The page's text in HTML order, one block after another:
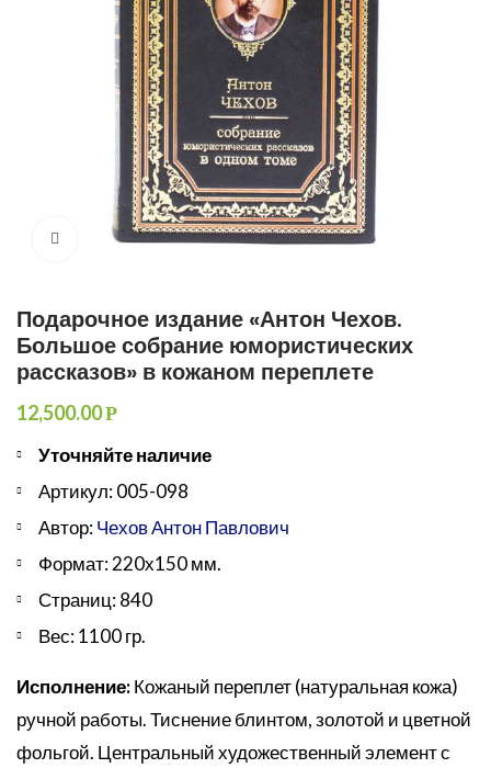
Увеличить
Подарочное издание «Антон Чехов.
Большое собрание юмористических
рассказов» в кожаном переплете
12,500.00Р
Уточняйте наличие
Артикул: 005-098
Автор:Чехов Антон Павлович
Формат: 220х150 мм.
Страниц: 840
Вес: 1100 гр.
Исполнение:Кожаный переплет (натуральная кожа)
ручной работы. Тиснение блинтом, золотой и цветной
фольгой. Центральный художественный элемент с